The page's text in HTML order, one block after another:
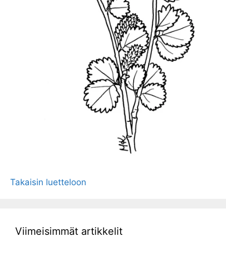
Takaisin luetteloon
Viimeisimmät artikkelit